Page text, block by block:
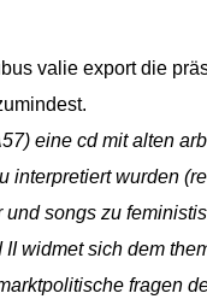
valie export die
eine cd mit alten
interpretiert wurden
songs zu
widmet sich dem
fragen